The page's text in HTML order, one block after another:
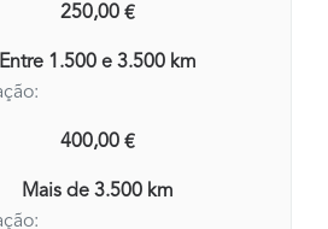
250,00 €
Entre 1.500 e 3.500 km
400,00 €
Mais de 3.500 km